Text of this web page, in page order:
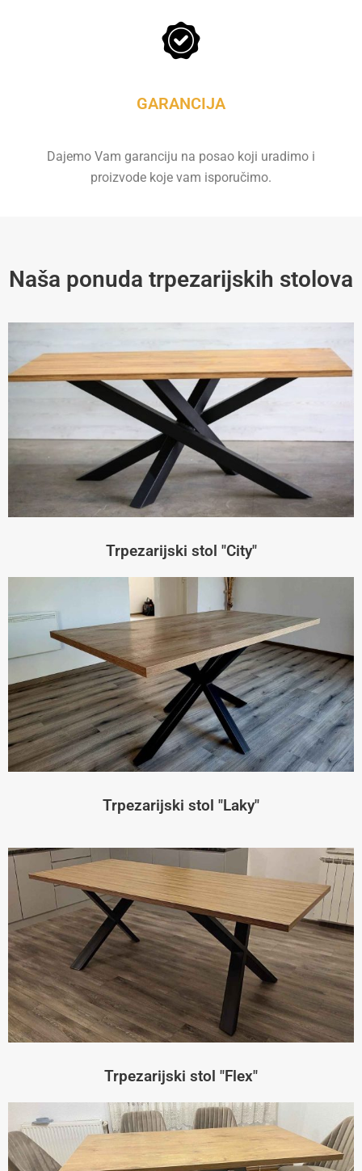
GARANCIJA
Dajemo Vam garanciju na posao koji uradimo i
proizvode koje vam isporučimo.
Naša ponuda trpezarijskih stolova
Trpezarijski stol "City"
Trpezarijski stol "Laky"
Trpezarijski stol "Flex"